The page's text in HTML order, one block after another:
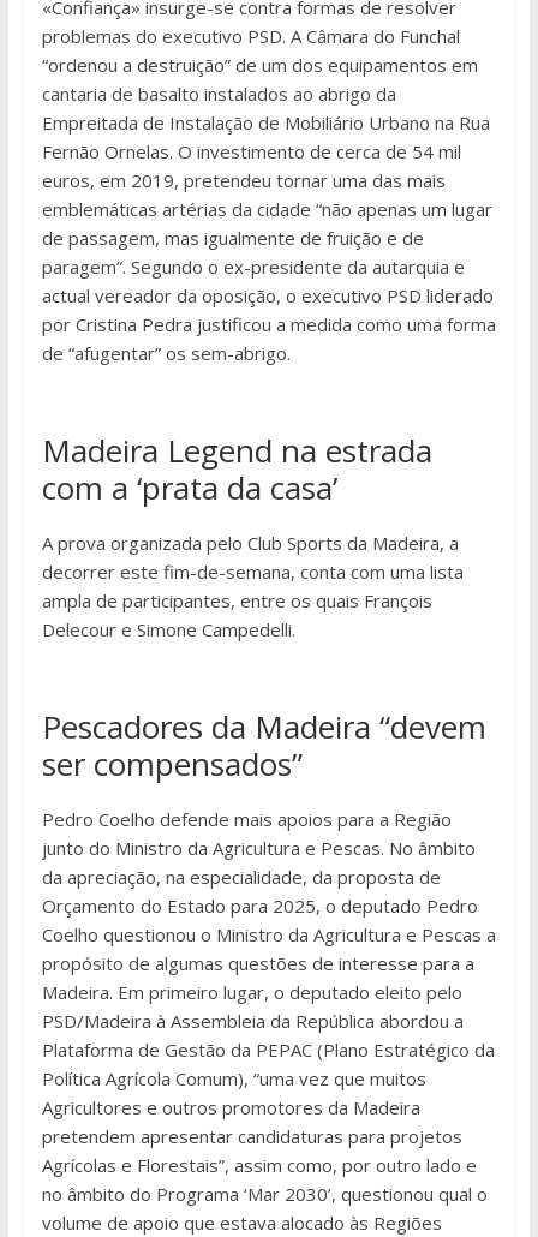
«Confiança» insurge-se contra formas de resolver
problemas do executivo PSD. A Câmara do Funchal
“ordenou a destruição” de um dos equipamentos em
cantaria de basalto instalados ao abrigo da
Empreitada de Instalação de Mobiliário Urbano na Rua
Fernão Ornelas. O investimento de cerca de 54 mil
euros, em 2019, pretendeu tornar uma das mais
emblemáticas artérias da cidade “não apenas um lugar
de passagem, mas igualmente de fruição e de
paragem”. Segundo o ex-presidente da autarquia e
actual vereador da oposição, o executivo PSD liderado
por Cristina Pedra justificou a medida como uma forma
de “afugentar” os sem-abrigo.
Madeira Legend na estrada
com a ‘prata da casa’
A prova organizada pelo Club Sports da Madeira, a
decorrer este fim-de-semana, conta com uma lista
ampla de participantes, entre os quais François
Delecour e Simone Campedelli.
Pescadores da Madeira “devem
ser compensados”
Pedro Coelho defende mais apoios para a Região
junto do Ministro da Agricultura e Pescas. No âmbito
da apreciação, na especialidade, da proposta de
Orçamento do Estado para 2025, o deputado Pedro
Coelho questionou o Ministro da Agricultura e Pescas a
propósito de algumas questões de interesse para a
Madeira. Em primeiro lugar, o deputado eleito pelo
PSD/Madeira à Assembleia da República abordou a
Plataforma de Gestão da PEPAC (Plano Estratégico da
Política Agrícola Comum), “uma vez que muitos
Agricultores e outros promotores da Madeira
pretendem apresentar candidaturas para projetos
Agrícolas e Florestais”, assim como, por outro lado e
no âmbito do Programa ‘Mar 2030’, questionou qual o
volume de apoio que estava alocado às Regiões